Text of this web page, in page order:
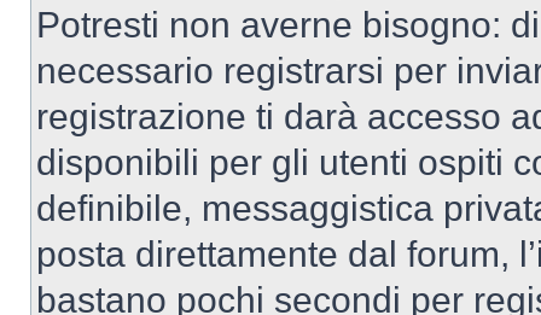
Potresti non averne bisogno:
necessario registrarsi per
registrazione ti darà accesso
disponibili per gli utenti ospiti
definibile, messaggistica
posta direttamente dal forum,
bastano pochi secondi per